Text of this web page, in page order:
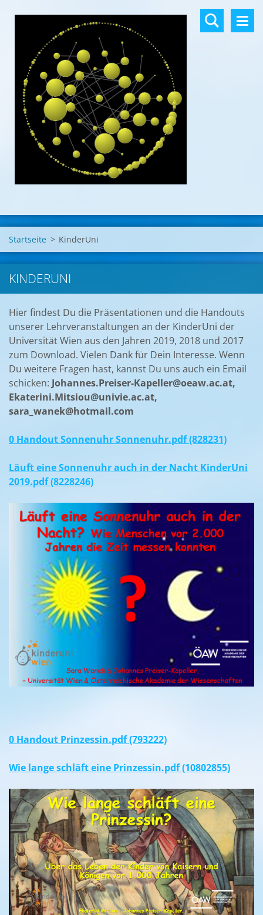
Startseite > KinderUni
KINDERUNI
Hier findest Du die Präsentationen und die Handouts
unserer Lehrveranstaltungen an der KinderUni der
Universität Wien aus den Jahren 2019, 2018 und 2017
zum Download. Vielen Dank für Dein Interesse. Wenn
Du weitere Fragen hast, kannst Du uns auch ein Email
schicken: Johannes.Preiser-Kapeller@oeaw.ac.at,
Ekaterini.Mitsiou@univie.ac.at,
sara_wanek@hotmail.com
0 Handout Sonnenuhr Sonnenuhr.pdf (828231)
Läuft eine Sonnenuhr auch in der Nacht KinderUni
2019.pdf (8228246)
0 Handout Prinzessin.pdf (793222)
Wie lange schläft eine Prinzessin.pdf (10802855)